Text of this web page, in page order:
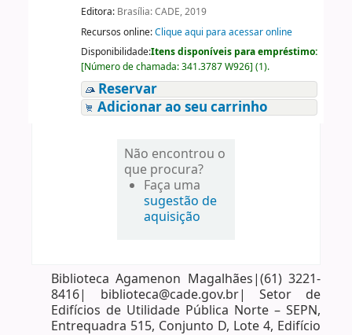
Editora: Brasília: CADE, 2019
Recursos online:Clique aqui para acessar online
Disponibilidade:Itens disponíveis para empréstimo:
[Número de chamada:341.3787 W926] (1).
Reservar
Adicionar ao seu carrinho
Não encontrou o
que procura?
Faça uma
sugestão de
aquisição
Biblioteca Agamenon Magalhães|(61) 3221-
8416| biblioteca@cade.gov.br| Setor de
Edifícios de Utilidade Pública Norte – SEPN,
Entrequadra 515, Conjunto D, Lote 4, Edifício